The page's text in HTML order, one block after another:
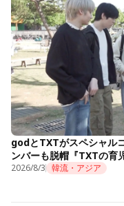
godとTXTがスペシャル
ンバーも脱帽『TXTの育
2026/8/3 韓流・アジア